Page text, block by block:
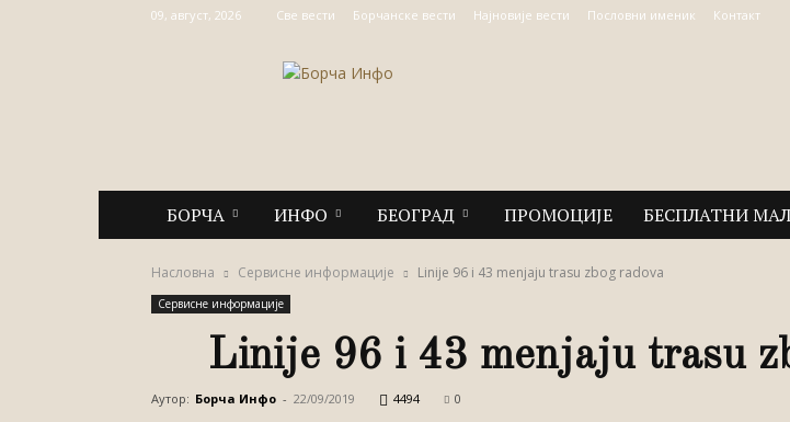
09, август, 2026 Све вести Борчанске вести Најновије вести Пословни именик Контакт
БОРЧА ИНФО БЕОГРАД ПРОМОЦИЈЕ БЕСПЛАТНИ
Насловна Сервисне информације Linije 96 i 43 menjaju trasu zbog radova
Сервисне информације
Linije 96 i 43 menjaju trasu
Аутор: Борча Инфо - 22/09/2019 4494 0